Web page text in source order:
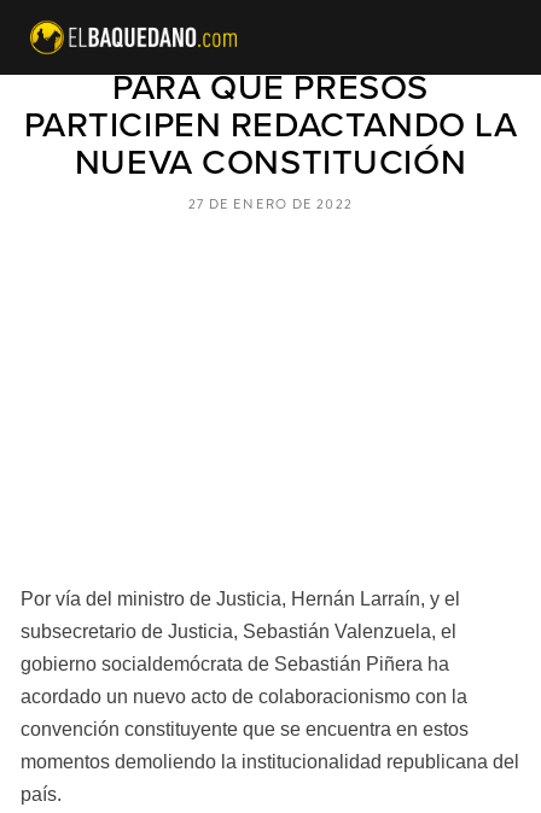
GOBIERNO COLABORARÁ
PARA QUE PRESOS
PARTICIPEN REDACTANDO LA
NUEVA CONSTITUCIÓN
Por vía del ministro de Justicia, Hernán Larraín, y el
subsecretario de Justicia, Sebastián Valenzuela, el
gobierno socialdemócrata de Sebastián Piñera ha
acordado un nuevo acto de colaboracionismo con la
convención constituyente que se encuentra en estos
momentos demoliendo la institucionalidad republicana del
país.
27 DE ENERO DE 2022